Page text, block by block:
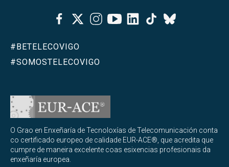
FacebookTwitterInstagramYoutubeLinkedinTiktok
Bluesky
#BETELECOVIGO
#SOMOSTELECOVIGO
O Grao en Enxeñaría de Tecnoloxías de Telecomunicación conta
co certificado europeo de calidade EUR-ACE®, que acredita que
cumpre de maneira excelente coas esixencias profesionais da
enxeñaría europea.